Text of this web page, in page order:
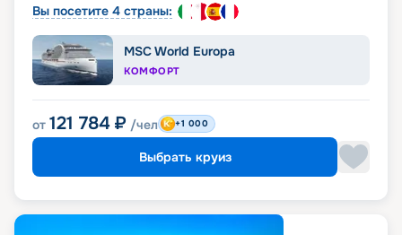
Вы посетите 4 страны:
MSC World Europa
КОМФОРТ
от 121 784 ₽ /чел +1 000
Выбрать круиз